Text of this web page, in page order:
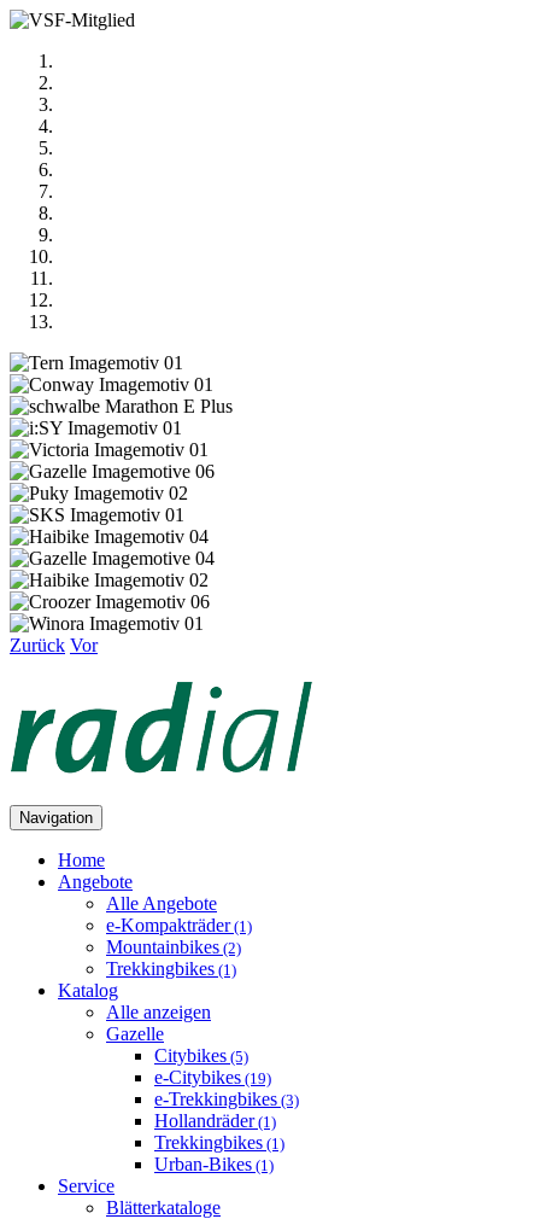
Zurück Vor
Navigation
Home
Angebote
Alle Angebote
e-Kompakträder(1)
Mountainbikes (2)
Trekkingbikes (1)
Katalog
Alle anzeigen
Gazelle
Citybikes (5)
e-Citybikes (19)
e-Trekkingbikes (3)
Hollandräder(1)
Trekkingbikes (1)
Urban-Bikes (1)
Service
Blätterkataloge